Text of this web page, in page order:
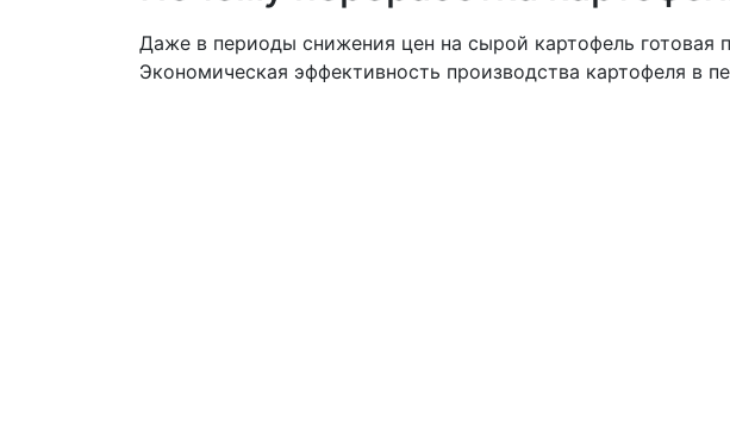
Даже в периоды снижения цен на сырой картофель готовая
Экономическая эффективность производства картофеля в